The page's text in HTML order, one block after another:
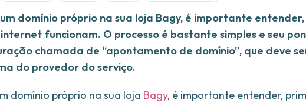
domínio próprio na sua loja Bagy, é importante
funcionam. O processo é bastante simples e seu
chamada de “apontamento de domínio”, que deve
do provedor do serviço.
domínio próprio na sua loja Bagy, é importante entender,